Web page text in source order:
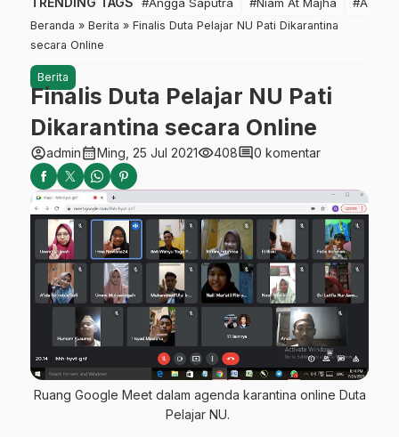
Beranda » Berita » Finalis Duta Pelajar NU Pati Dikarantina
secara Online
Berita
Finalis Duta Pelajar NU Pati
Dikarantina secara Online
account_circleadmincalendar_monthMing, 25 Jul 2021visibility408comment0 komentar
Ruang Google Meet dalam agenda karantina online Duta
Pelajar NU.